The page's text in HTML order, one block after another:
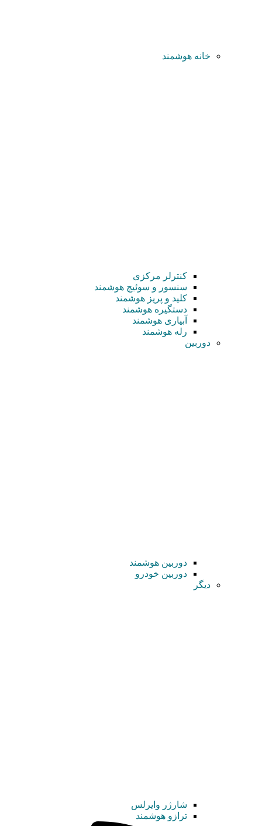
خانه هوشمند
کنترلر مرکزی
سنسور و سوئیچ هوشمند
کلید و پریز هوشمند
دستگیره هوشمند
آبیاری هوشمند
رله هوشمند
دوربین
دوربین هوشمند
دوربین خودرو
دیگر
شارژر وایرلس
ترازو هوشمند